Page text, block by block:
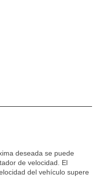
deseada se puede
de velocidad. El
del vehículo supere